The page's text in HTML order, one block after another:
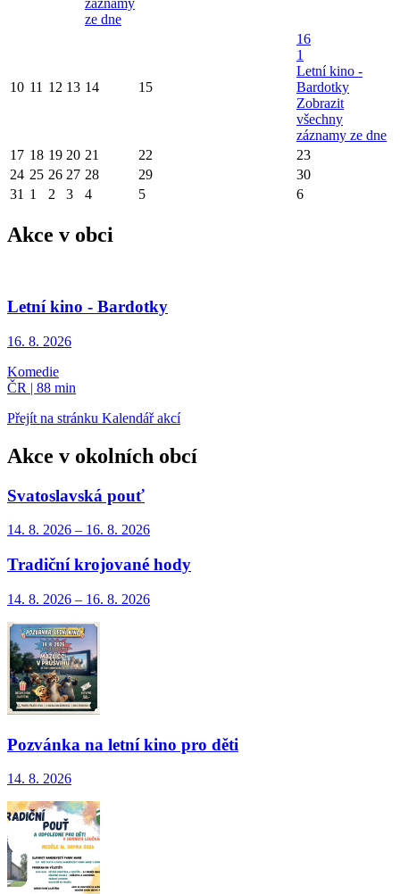
ze dne
10 11 12 13 14 15
16
1
Letní kino -
Bardotky
Zobrazit
všechny
záznamy ze dne
17 18 19 20 21 22
23
24 25 26 27 28 29
30
31 1 2 3 4 5 6
Akce v obci
Letní kino - Bardotky
16. 8. 2026
Komedie
ČR | 88 min
Přejít na stránku Kalendář akcí
Akce v okolních obcí
Svatoslavská pouť
14. 8. 2026 – 16. 8. 2026
Tradiční krojované hody
14. 8. 2026 – 16. 8. 2026
Pozvánka na letní kino pro děti
14. 8. 2026